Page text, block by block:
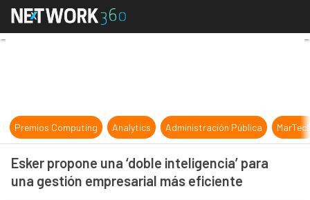
Esker propone una ‘doble
Premios Computing Analytics Administración Pública
Esker propone una ‘doble inteligencia’ para
una gestión empresarial más eficiente